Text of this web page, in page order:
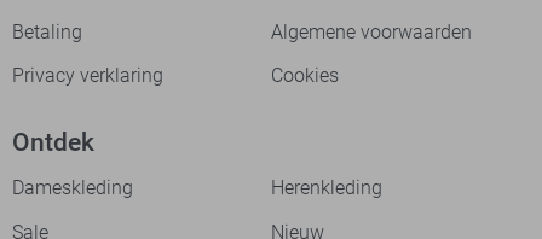
Betaling
Algemene voorwaarden
Privacy verklaring
Cookies
Ontdek
Dameskleding
Herenkleding
Sale
Nieuw